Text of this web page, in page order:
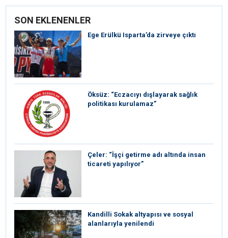
SON EKLENENLER
Ege Erülkü Isparta’da zirveye çıktı
Öksüz: “Eczacıyı dışlayarak sağlık
politikası kurulamaz”
Çeler: “İşçi getirme adı altında insan
ticareti yapılıyor”
Kandilli Sokak altyapısı ve sosyal
alanlarıyla yenilendi